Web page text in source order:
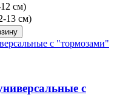
см)
13 см)
с